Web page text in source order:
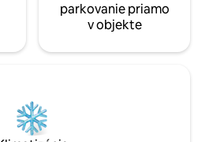
parkovanie priamo
v objekte